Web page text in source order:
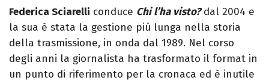
Federica Sciarelli conduce Chi l’ha visto?dal 2004 e
la sua è stata la gestione più lunga nella storia
della trasmissione, in onda dal 1989. Nel corso
degli anni la giornalista ha trasformato il format in
un punto di riferimento per la cronaca ed è inutile